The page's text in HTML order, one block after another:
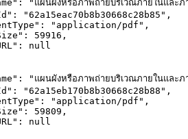
: " แผนผังหรือภาพถ่ายบริเวณภายในและ
: "62a15eac70b8b30668c28b85 " ,
: " application/pdf " ,
: 59916 ,
: null
: " แผนผังหรือภาพถ่ายบริเวณภายในและ
: "62a15eb170b8b30668c28b88 " ,
: " application/pdf " ,
: 59809 ,
: null